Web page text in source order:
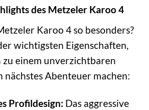
des Metzeler Karoo 4
Karoo 4 so besonders?
wichtigsten Eigenschaften,
zu einem unverzichtbaren
nächstes Abenteuer machen:
Profildesign: Das aggressive